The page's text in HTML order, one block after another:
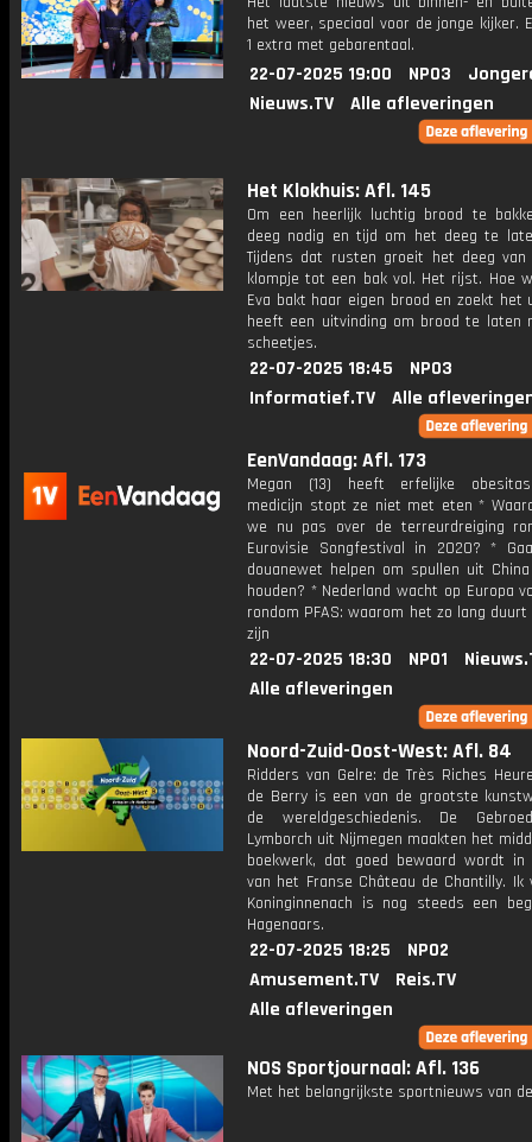
het weer, speciaal voor de jonge kijker.
1 extra met gebarentaal.
22-07-2025 19:00 NPO3
Nieuws.TV
Alle afleveringen
Het Klokhuis: Afl. 145
Om een heerlijk luchtig brood te
deeg nodig en tijd om het deeg te
Tijdens dat rusten groeit het deeg van
klompje tot een bak vol. Het rijst. Hoe
Eva bakt haar eigen brood en zoekt het
heeft een uitvinding om brood te laten
scheetjes.
22-07-2025 18:45
NPO3
Informatief.TV
Alle
EenVandaag: Afl. 173
Megan (13) heeft erfelijke
medicijn stopt ze niet met eten *
we nu pas over de terreurdreiging
Eurovisie Songfestival in 2020? *
douanewet helpen om spullen uit
houden? * Nederland wacht op Europa
rondom PFAS: waarom het zo lang
zijn
22-07-2025 18:30 NPO1
Alle afleveringen
Noord-Zuid-Oost-West: Afl. 84
Ridders van Gelre: de Très Riches
de Berry is een van de grootste
de wereldgeschiedenis. De
Lymborch uit Nijmegen maakten het
boekwerk, dat goed bewaard wordt in
van het Franse Château de Chantilly. Ik
Koninginnenach is nog steeds een
Hagenaars.
22-07-2025 18:25
NPO2
Amusement.TV
Reis.TV
Alle afleveringen
NOS Sportjournaal: Afl. 136
Met het belangrijkste sportnieuws van